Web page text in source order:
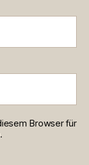
Browser für